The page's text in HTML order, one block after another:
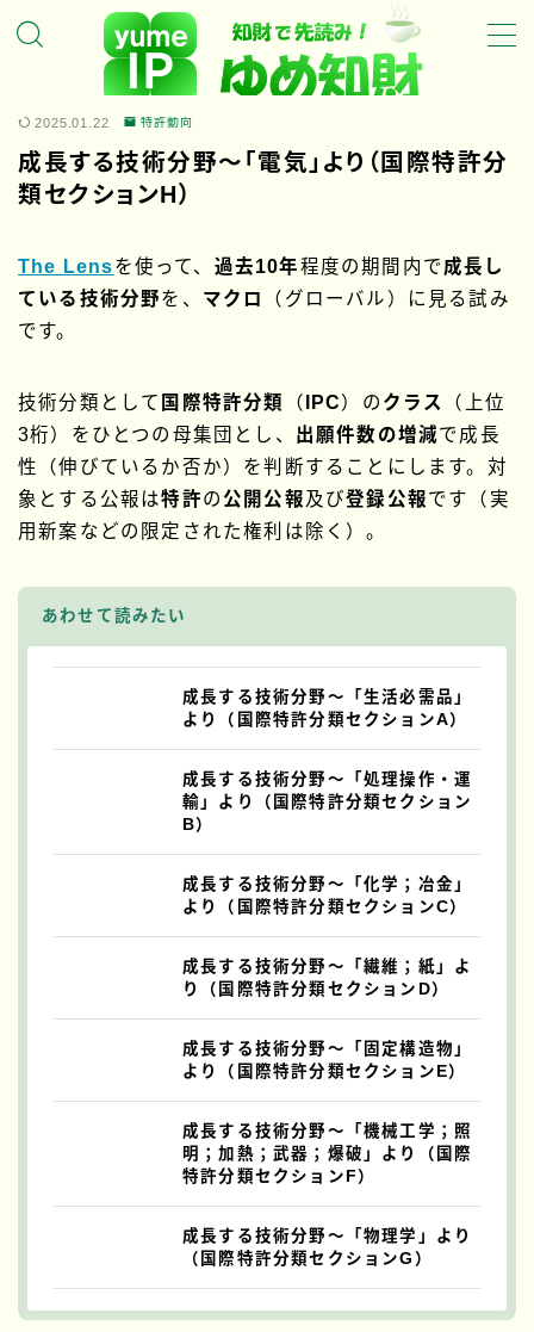
ホーム
ゆめ知財の特徴
ゆめ知財の代表について
新着・特集記事
お問い合わせ
2025.01.22 特許動向
成長する技術分野～「電気」より（国際特許分
類セクションH）
The Lensを使って、 過去10年程度の期間内で成長し
ている技術分野を、 マクロ
（グローバル）に見る試み
です。
技術分類として 国際特許分類 （ IPC）の クラス
（上位
3桁）をひとつの母集団とし、 出願件数の増減で成長
性（伸びているか否か）を判断することにします。対
象とする公報は特許の公開公報 及び登録公報です（実
用新案などの限定された権利は除く）。
あわせて読みたい
成長する技術分野～「生活必需品」
より（国際特許分類セクションA）
成長する技術分野～「処理操作・運
輸」より（国際特許分類セクション
B）
成長する技術分野～「化学；冶金」
より（国際特許分類セクションC）
成長する技術分野～「繊維；紙」よ
り（国際特許分類セクションD）
成長する技術分野～「固定構造物」
より（国際特許分類セクションE）
成長する技術分野～「機械工学；照
明；加熱；武器；爆破」より（国際
特許分類セクションF）
成長する技術分野～「物理学」より
（国際特許分類セクションG）